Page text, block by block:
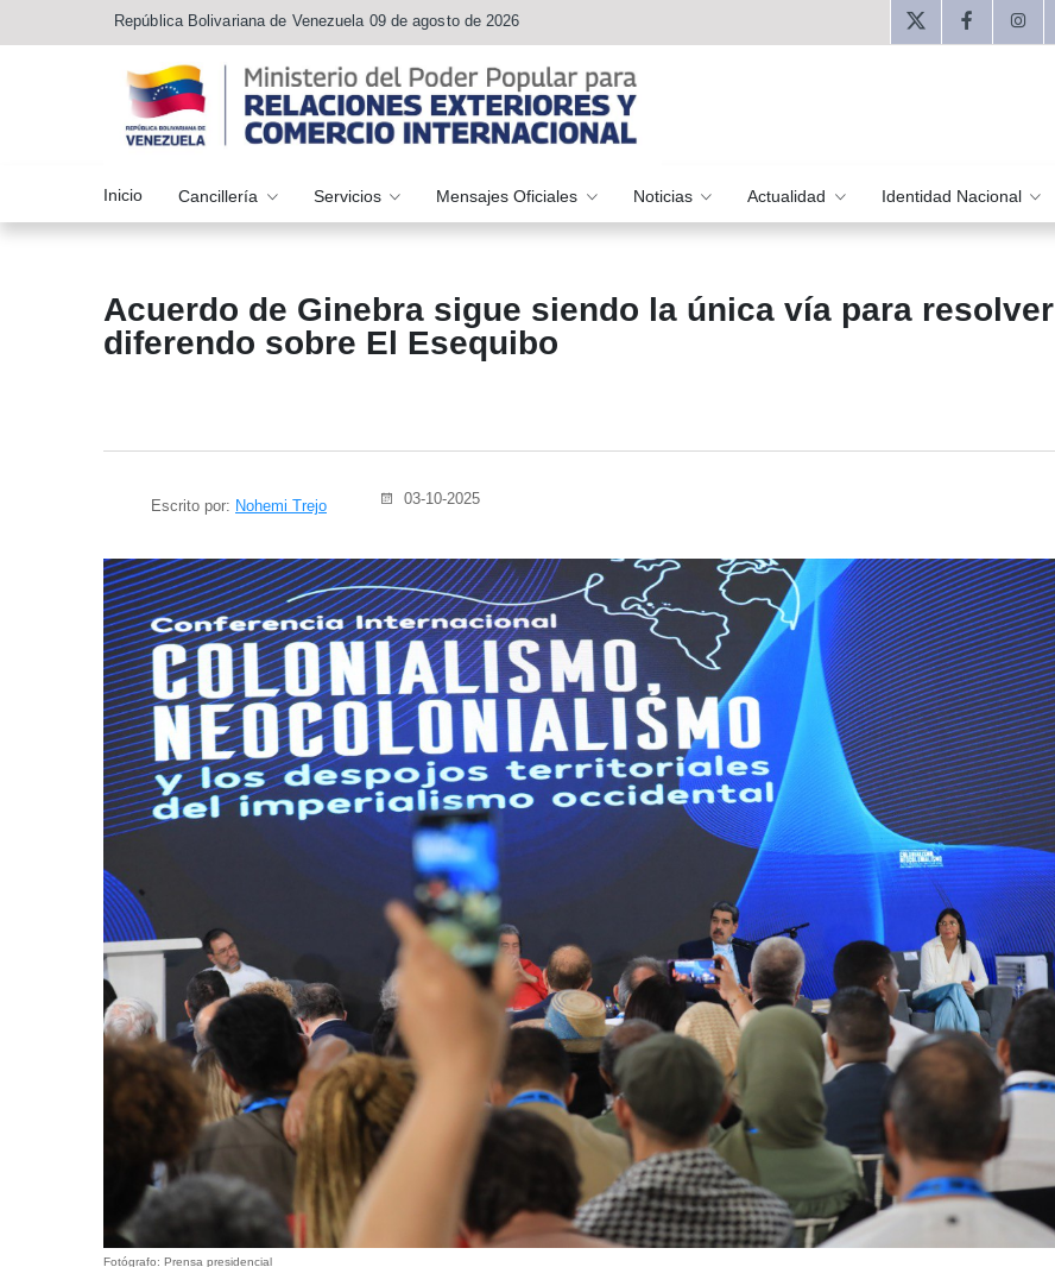
República Bolivariana de Venezuela 09 de agosto de 2026
Inicio Cancillería Servicios Mensajes Oficiales Noticias Actualidad Identidad Nacional
Acuerdo de Ginebra sigue siendo la única vía para resolver
diferendo sobre El Esequibo
Escrito por: Nohemi Trejo 03-10-2025
Fotógrafo: Prensa presidencial